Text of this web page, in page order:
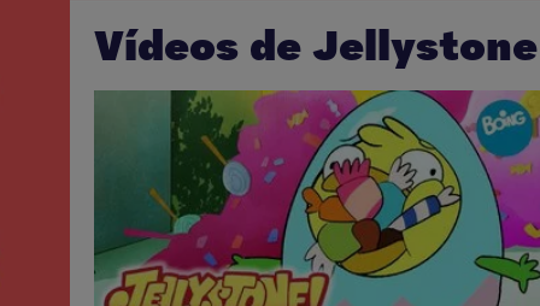
Vídeos de Jellystone